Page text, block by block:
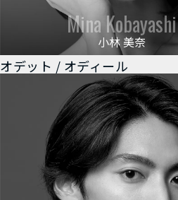
Mina Kobayashi
小林 美奈
オデット / オディール